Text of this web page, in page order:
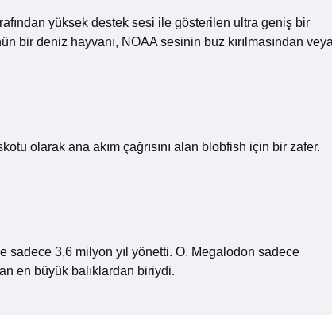
yüksek destek sesi ile gösterilen ultra geniş bir
bir deniz hayvanı, NOAA sesinin buz kırılmasından
olarak ana akım çağrısını alan blobfish için bir zafer.
sadece 3,6 milyon yıl yönetti. O. Megalodon sadece
en büyük balıklardan biriydi.